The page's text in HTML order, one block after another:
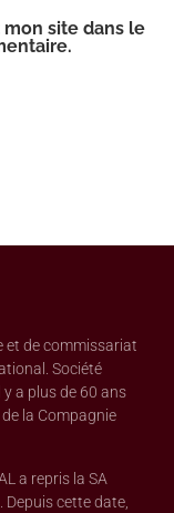
site dans le
et de commissariat
Société
a plus de 60 ans
la Compagnie
a repris la SA
Depuis cette date,